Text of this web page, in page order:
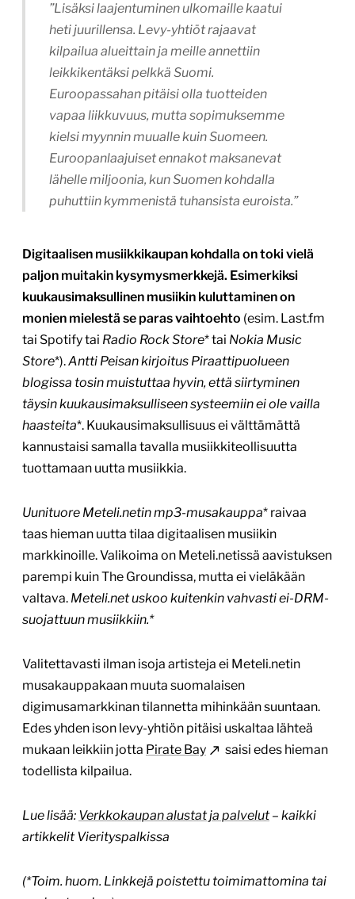
”Lisäksi laajentuminen ulkomaille kaatui
heti juurillensa. Levy-yhtiöt rajaavat
kilpailua alueittain ja meille annettiin
leikkikentäksi pelkkä Suomi.
Euroopassahan pitäisi olla tuotteiden
vapaa liikkuvuus, mutta sopimuksemme
kielsi myynnin muualle kuin Suomeen.
Euroopanlaajuiset ennakot maksanevat
lähelle miljoonia, kun Suomen kohdalla
puhuttiin kymmenistä tuhansista euroista.”
Digitaalisen musiikkikaupan kohdalla on toki vielä
paljon muitakin kysymysmerkkejä. Esimerkiksi
kuukausimaksullinen musiikin kuluttaminen on
monien mielestä se paras vaihtoehto (esim. Last.fm
tai Spotify tai Radio Rock Store* tai Nokia Music
Store*).Antti Peisan kirjoitus Piraattipuolueen
blogissa tosin muistuttaa hyvin, että siirtyminen
täysin kuukausimaksulliseen systeemiin ei ole vailla
haasteita*. Kuukausimaksullisuus ei välttämättä
kannustaisi samalla tavalla musiikkiteollisuutta
tuottamaan uutta musiikkia.
Uunituore Meteli.netin mp3-musakauppa* raivaa
taas hieman uutta tilaa digitaalisen musiikin
markkinoille. Valikoima on Meteli.netissä aavistuksen
parempi kuin The Groundissa, mutta ei vieläkään
valtava. Meteli.net uskoo kuitenkin vahvasti ei-DRM-
suojattuun musiikkiin.*
Valitettavasti ilman isoja artisteja ei Meteli.netin
musakauppakaan muuta suomalaisen
digimusamarkkinan tilannetta mihinkään suuntaan.
Edes yhden ison levy-yhtiön pitäisi uskaltaa lähteä
mukaan leikkiin jotta Pirate Bay
saisi edes hieman
todellista kilpailua.
Lue lisää: Verkkokaupan alustat ja palvelut– kaikki
artikkelit Vierityspalkissa
(*Toim. huom. Linkkejä poistettu toimimattomina tai